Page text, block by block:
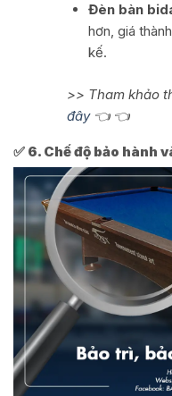
Đèn bàn
hơn, giá
kế.
>> Tham khảo
đây👈 👈
✅ 6. Chế độ bảo hành